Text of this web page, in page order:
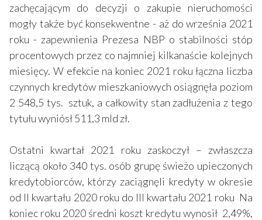
zachęcającym do decyzji o zakupie nieruchomości
mogły także być konsekwentne - aż do września 2021
roku - zapewnienia Prezesa NBP o stabilności stóp
procentowych przez co najmniej kilkanaście kolejnych
miesięcy. W efekcie na koniec 2021 roku łączna liczba
czynnych kredytów mieszkaniowych osiągnęła poziom
2 548,5 tys. sztuk, a całkowity stan zadłużenia z tego
tytułu wyniósł 511,3 mld zł.
Ostatni kwartał 2021 roku zaskoczył – zwłaszcza
liczącą około 340 tys. osób grupę świeżo upieczonych
kredytobiorców, którzy zaciągnęli kredyty w okresie
od II kwartału 2020 roku do III kwartału 2021 roku Na
koniec roku 2020 średni koszt kredytu wynosił 2,49%,